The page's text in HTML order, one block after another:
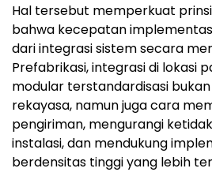
Hal tersebut memperkuat
bahwa kecepatan
dari integrasi sistem secara
Prefabrikasi, integrasi di lokasi
modular terstandardisasi
rekayasa, namun juga cara
pengiriman, mengurangi
instalasi, dan mendukung
berdensitas tinggi yang lebih